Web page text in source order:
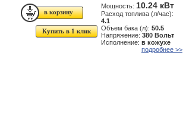
Купить в 1 клик
Мощность: 10.24 кВт
Расход топлива (л/час):
4.1
Объем бака (л): 50.5
Напряжение: 380 Вольт
Исполнение: в кожухе
подробнее >>